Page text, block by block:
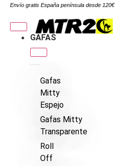
Envío gratis España península desde 120€
GAFAS
Gafas
Mitty
Espejo
Gafas Mitty
Transparente
Roll
Off